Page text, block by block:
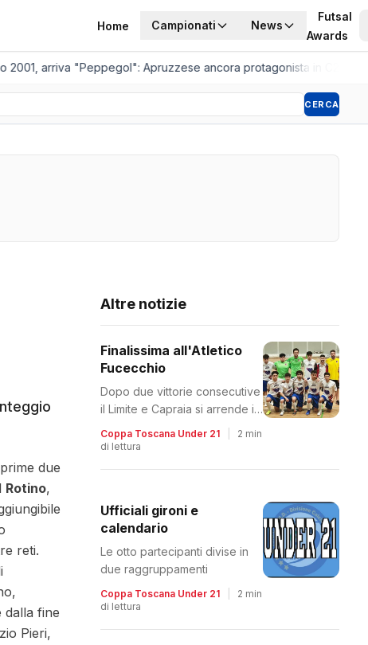
Home Campionati News
Futsal
Awards
arriva "Peppegol": Apruzzese ancora protagonista in C2
CERCA
due
Rotino,
reti.
dalla fine
Pieri,
Altre notizie
Finalissima all'Atletico
Fucecchio
Dopo due vittorie consecutive
il Limite e Capraia si arrende in
Coppa Toscana Under 21
2 min
di lettura
Ufficiali gironi e
calendario
Le otto partecipanti divise in
due raggruppamenti
Coppa Toscana Under 21
2 min
di lettura